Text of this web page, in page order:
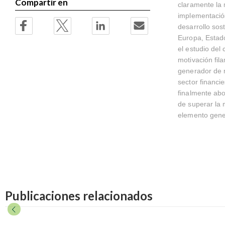
claramente la
desarrollo
Europa,
el estudio del
motivación
generador de
sector
finalmente
de superar la
elemento
Compartir en
Publicaciones relacionados